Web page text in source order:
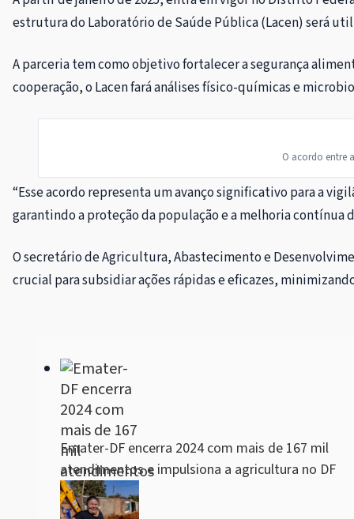
estrutura do Laboratório de Saúde Pública (Lacen) será
A parceria tem como objetivo fortalecer a segurança
cooperação, o Lacen fará análises físico-químicas e
O acordo entre
“Esse acordo representa um avanço significativo para a
garantindo a proteção da população e a melhoria
O secretário de Agricultura, Abastecimento e
crucial para subsidiar ações rápidas e eficazes,
Emater-DF encerra 2024 com mais de 167 mil
atendimentos e impulsiona a agricultura no DF